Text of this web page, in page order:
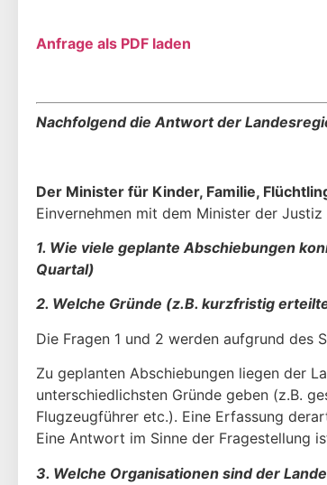
Anfrage als PDF laden
Nachfolgend die Antwort der
Der Minister für Kinder, Familie,
Einvernehmen mit dem Mi­nister der
1. Wie viele geplante Abschiebungen
Quartal)
2. Welche Gründe (z.B. kurzfristig
Die Fragen 1 und 2 werden aufgrund des
Zu geplanten Abschiebungen liegen der
unterschiedlichsten Gründe geben (z.B.
Flugzeugführer etc.). Eine Erfassung
Eine Antwort im Sinne der Fragestellung
3. Welche Organisationen sind der